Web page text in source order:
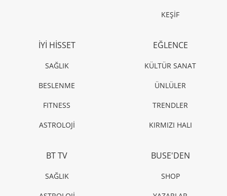
KEŞİF
İYİ HİSSET
SAĞLIK
BESLENME
FITNESS
ASTROLOJİ
EĞLENCE
KÜLTÜR SANAT
ÜNLÜLER
TRENDLER
KIRMIZI HALI
BT TV
SAĞLIK
BUSE'DEN
SHOP